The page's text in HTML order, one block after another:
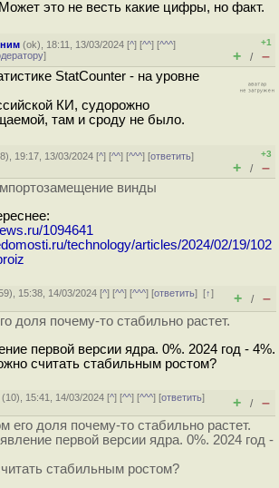
это не весть какие цифры, но факт.
(ok), 18:11, 13/03/2024 [^] [^^] [^^^]
]
+1
+ / –
StatCounter - на уровне
КИ, судорожно
там и сроду не было.
8), 19:17, 13/03/2024 [^] [^^] [^^^] [ответить]
+3
+ / –
винды
1094641
technology/articles/2024/02/19/102
), 15:38, 14/03/2024 [^] [^^] [^^^] [ответить][↑]
+ / –
доля почему-то стабильно растет.
первой версии ядра. 0%. 2024 год - 4%.
считать стабильным ростом?
(10), 15:41, 14/03/2024 [^] [^^] [^^^] [ответить]
+ / –
его доля почему-то стабильно растет.
первой версии ядра. 0%. 2024 год -
стабильным ростом?